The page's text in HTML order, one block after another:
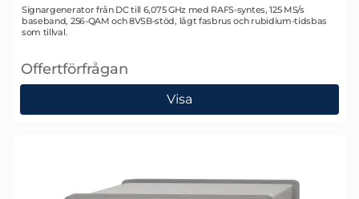
Art. nr 1634
Signargenerator från DC till 6,075 GHz med RAFS-syntes, 125 MS/s
baseband, 256-QAM och 8VSB-stöd, lågt fasbrus och rubidium-tidsbas
som tillval.
Offertförfrågan
, SRS SG396 Vektorsignalgenerator
Visa